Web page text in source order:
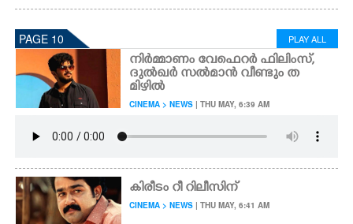
PAGE 10 PLAY ALL
നിർമ്മാണം വേഫെറർ ഫിലിംസ്,
ദുൽഖർ സൽമാൻ വീണ്ടും ത
മിഴിൽ
CINEMA > NEWS | THU MAY, 6:39 AM
കിരീടം റീ റിലീസിന്
CINEMA > NEWS | THU MAY, 6:41 AM